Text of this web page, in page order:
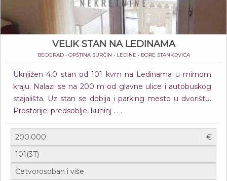
VELIK STAN NA LEDINAMA
BEOGRAD • OPŠTINA SURČIN • LEDINE • BORE STANKOVIĆA
Uknjižen 4.0 stan od 101 kvm na Ledinama u mirnom
kraju. Nalazi se na 200 m od glavne ulice i autobuskog
stajališta. Uz stan se dobija i parking mesto u dvorištu.
Prostorije: predsoblje, kuhinj . . .
€